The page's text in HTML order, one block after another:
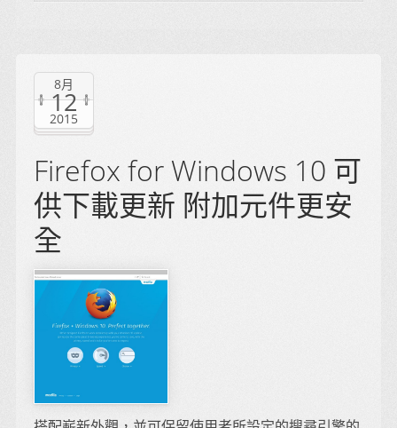
8月
12
2015
Firefox for Windows 10 可
供下載更新 附加元件更安
全